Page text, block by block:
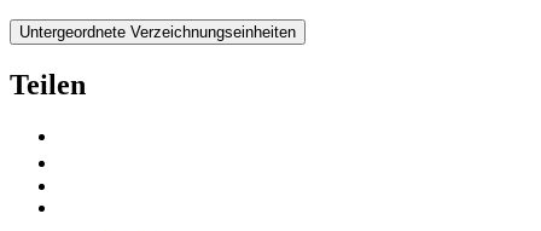
Untergeordnete Verzeichnungseinheiten
Teilen